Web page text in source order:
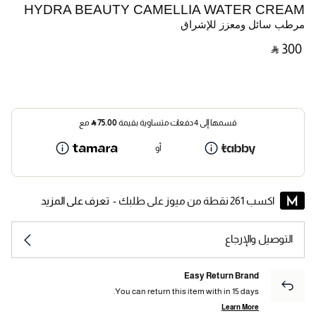
HYDRA BEAUTY CAMELLIA WATER CREAM
مرطب سائل ومعزز للإشراق
‎ ⃁ ⁦300⁩ ‎
قسمها إلى 4 دفعات متساوية بقيمة 75.00
⃁ مع
أو
اكسب 261 نقطة من ميوز على طلبك - تعرف على المزيد
التوصيل والإرجاع
Easy Return Brand
You can return this item with in 15 days.
Learn More